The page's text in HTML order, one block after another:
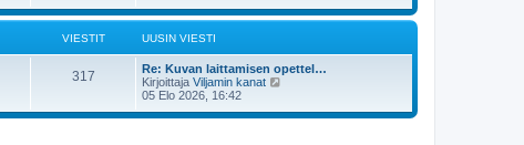
i
v
i
i
t
u
s
i
v
VIESTIT UUSIN VIESTI
317
Re: Kuvan laittamisen opettel…
Kirjoittaja Viljamin kanat
t
05 Elo 2026, 16:42